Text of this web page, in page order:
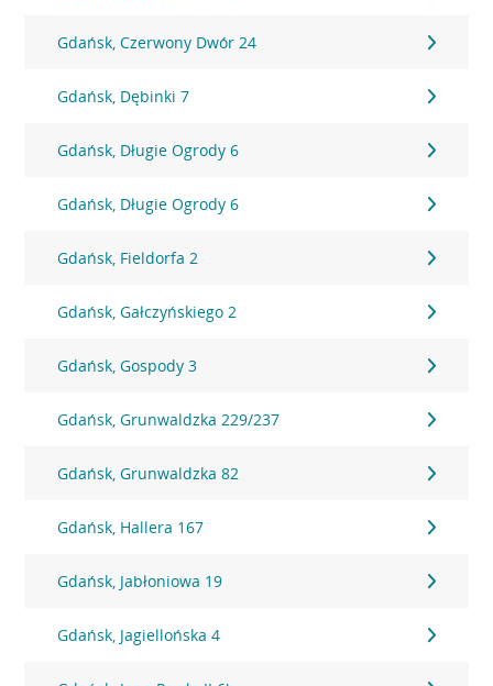
Gdańsk, Czerwony Dwór 24
Gdańsk, Dębinki 7
Gdańsk, Długie Ogrody 6
Gdańsk, Długie Ogrody 6
Gdańsk, Fieldorfa 2
Gdańsk, Gałczyńskiego 2
Gdańsk, Gospody 3
Gdańsk, Grunwaldzka 229/237
Gdańsk, Grunwaldzka 82
Gdańsk, Hallera 167
Gdańsk, Jabłoniowa 19
Gdańsk, Jagiellońska 4